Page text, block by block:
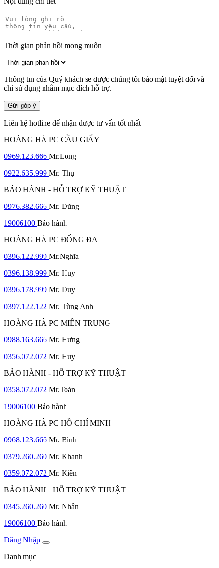
Thời gian phản hồi mong muốn
Thông tin của Quý khách sẽ được chúng tôi bảo mật tuyệt đối và
chỉ sử dụng nhằm mục đích hỗ trợ.
Gửi góp ý
Liên hệ hotline để nhận được tư vấn tốt nhất
HOÀNG HÀ PC CẦU GIẤY
0969.123.666 Mr.Long
0922.635.999 Mr. Thụ
BẢO HÀNH - HỖ TRỢ KỸ THUẬT
0976.382.666 Mr. Dũng
19006100 Bảo hành
HOÀNG HÀ PC ĐỐNG ĐA
0396.122.999 Mr.Nghĩa
0396.138.999 Mr. Huy
0396.178.999 Mr. Duy
0397.122.122 Mr. Tùng Anh
HOÀNG HÀ PC MIỀN TRUNG
0988.163.666 Mr. Hưng
0356.072.072 Mr. Huy
BẢO HÀNH - HỖ TRỢ KỸ THUẬT
0358.072.072 Mr.Toản
19006100 Bảo hành
HOÀNG HÀ PC HỒ CHÍ MINH
0968.123.666 Mr. Bình
0379.260.260 Mr. Khanh
0359.072.072 Mr. Kiên
BẢO HÀNH - HỖ TRỢ KỸ THUẬT
0345.260.260 Mr. Nhân
19006100 Bảo hành
Đăng Nhập
Danh mục